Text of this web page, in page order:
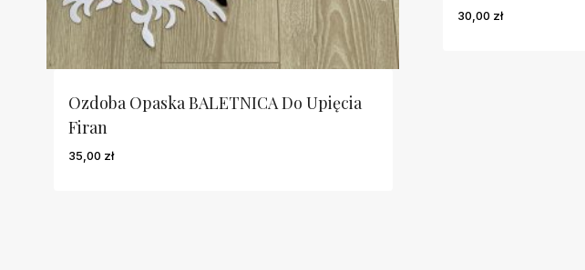
Ozdoba Opaska BALETNICA Do Upięcia
Firan
35,00 zł
30,00 zł